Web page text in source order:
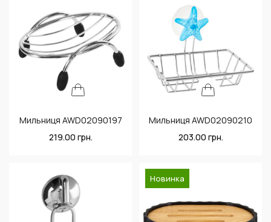
Мильниця AWD02090197
219.00 грн.
Мильниця AWD02090210
203.00 грн.
Новинка